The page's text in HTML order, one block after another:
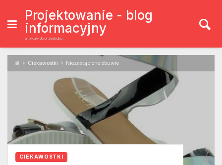
content
Projektowanie - blog
informacyjny
artykuły do przedruku
Ciekawostki Niezastąpione obuwie
CIEKAWOSTKI